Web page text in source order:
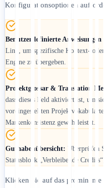
Konfigurationsoptionen
Benutzerdefinierte Anweisungen
Link, um spezifische Kontext-
Engine zu übergeben.
Projektglossar & Translation
dass dieses Feld aktiviert ist, um
voreingestellten
Markenkonsistenz gewährleistet.
Guthabenübersicht: Überprüfen
Statusblock „Verbleibende
Klicken Sie auf das prominente